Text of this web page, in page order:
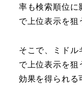
率も検索順位に
で上位表示を狙
そこで、ミドル
で上位表示を狙
効果を得られる